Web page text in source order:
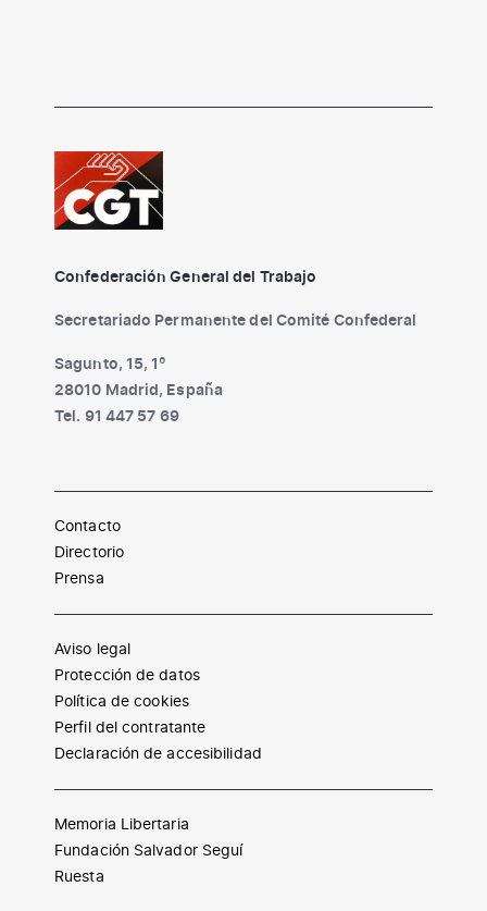
Confederación General del Trabajo
Secretariado Permanente del Comité Confederal
Sagunto, 15, 1º
28010 Madrid, España
Tel. 91 447 57 69
Contacto
Directorio
Prensa
Aviso legal
Protección de datos
Política de cookies
Perfil del contratante
Declaración de accesibilidad
Memoria Libertaria
Fundación Salvador Seguí
Ruesta